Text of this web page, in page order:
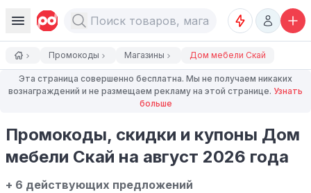
Промокоды Магазины Дом мебели Скай
Эта страница совершенно бесплатна. Мы не получаем никаких
вознаграждений и не размещаем рекламу на этой странице. Узнать
больше
Промокоды, скидки и купоны Дом
мебели Скай на август 2026 года
+ 6 действующих предложений